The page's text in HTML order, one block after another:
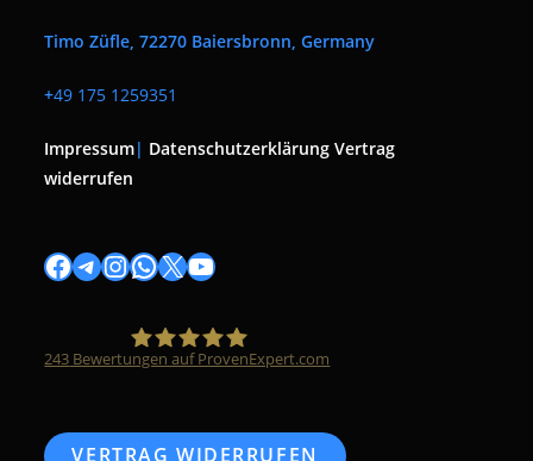
Timo Züfle, 72270 Baiersbronn, Germany
+49 175 1259351
Impressum| Datenschutzerklärung Vertrag
widerrufen
Facebook
Telegram
Instagram
WhatsApp
X YouTube
243 Bewertungen auf ProvenExpert.com
VERTRAG WIDERRUFEN